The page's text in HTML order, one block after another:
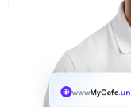
wwwMyCafe